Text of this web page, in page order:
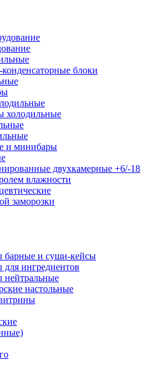
блоки
холодильные
и минибары
двухкамерные +6/-18
влажности
заморозки
барные и суши-кейсы
ингредиентов
настольные